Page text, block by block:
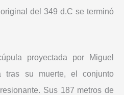
del 349 d.C se terminó
proyectada por Miguel
tras su muerte, el conjunto
Sus 187 metros de